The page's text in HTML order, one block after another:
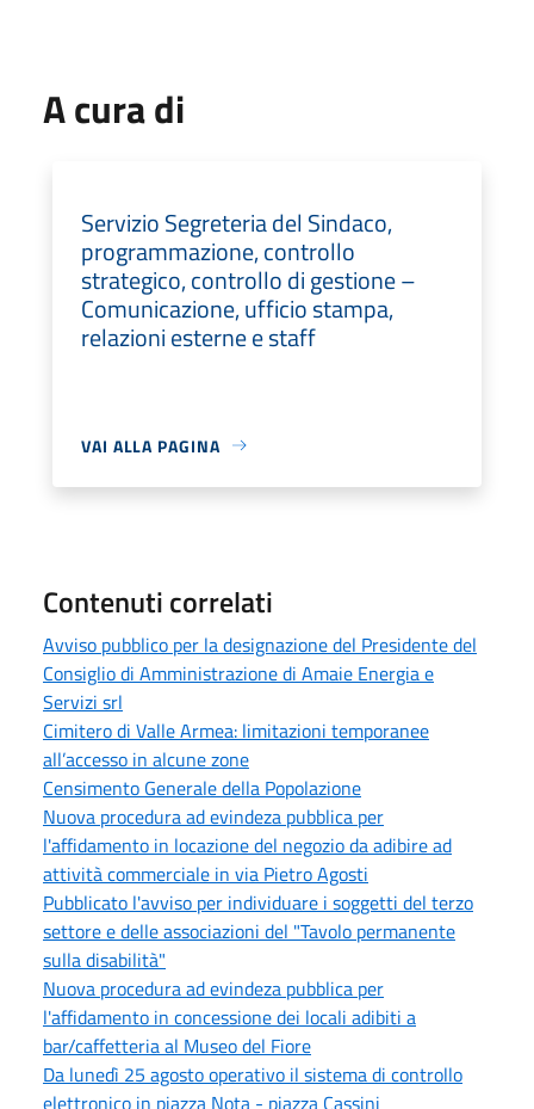
A cura di
Servizio Segreteria del Sindaco,
programmazione, controllo
strategico, controllo di gestione –
Comunicazione, ufficio stampa,
relazioni esterne e staff
VAI ALLA PAGINA
Contenuti correlati
Avviso pubblico per la designazione del Presidente del
Consiglio di Amministrazione di Amaie Energia e
Servizi srl
Cimitero di Valle Armea: limitazioni temporanee
all’accesso in alcune zone
Censimento Generale della Popolazione
Nuova procedura ad evindeza pubblica per
l'affidamento in locazione del negozio da adibire ad
attività commerciale in via Pietro Agosti
Pubblicato l'avviso per individuare i soggetti del terzo
settore e delle associazioni del "Tavolo permanente
sulla disabilità"
Nuova procedura ad evindeza pubblica per
l'affidamento in concessione dei locali adibiti a
bar/caffetteria al Museo del Fiore
Da lunedì 25 agosto operativo il sistema di controllo
elettronico in piazza Nota - piazza Cassini